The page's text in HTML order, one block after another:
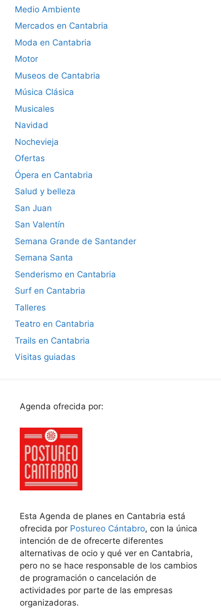
Medio Ambiente
Mercados en Cantabria
Moda en Cantabria
Motor
Museos de Cantabria
Música Clásica
Musicales
Navidad
Nochevieja
Ofertas
Ópera en Cantabria
Salud y belleza
San Juan
San Valentín
Semana Grande de Santander
Semana Santa
Senderismo en Cantabria
Surf en Cantabria
Talleres
Teatro en Cantabria
Trails en Cantabria
Visitas guiadas
Agenda ofrecida por:
Esta Agenda de planes en Cantabria está
ofrecida por Postureo Cántabro, con la única
intención de de ofrecerte diferentes
alternativas de ocio y qué ver en Cantabria,
pero no se hace responsable de los cambios
de programación o cancelación de
actividades por parte de las empresas
organizadoras.